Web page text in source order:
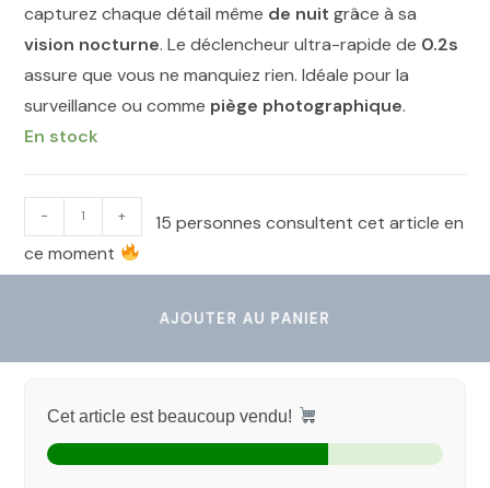
capturez chaque détail même de nuit grâce à sa
vision nocturne. Le déclencheur ultra-rapide de 0.2s
assure que vous ne manquiez rien. Idéale pour la
surveillance ou comme piège photographique.
En stock
- +
15 personnes consultent cet article en
ce moment
AJOUTER AU PANIER
Cet article est beaucoup vendu!